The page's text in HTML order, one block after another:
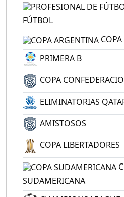
FÚTBOL
PRIMERA B
COPA
ELIMINATORIAS
AMISTOSOS
COPA LIBERTADORES
SUDAMERICANA